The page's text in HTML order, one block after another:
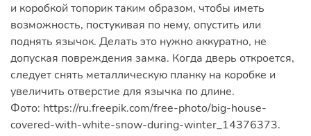
и коробкой топорик таким образом, чтобы иметь
возможность, постукивая по нему, опустить или
поднять язычок. Делать это нужно аккуратно, не
допуская повреждения замка. Когда дверь откроется,
следует снять металлическую планку на коробке и
увеличить отверстие для язычка по длине.
Фото: https://ru.freepik.com/free-photo/big-house-
covered-with-white-snow-during-winter_14376373.